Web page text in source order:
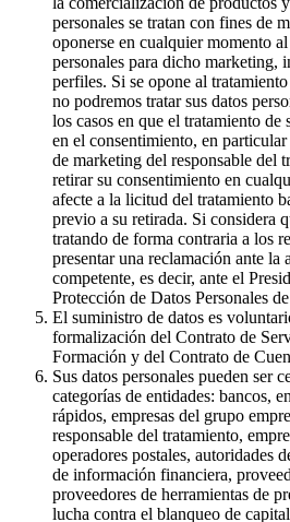
personales se tratan con fines de
oponerse en cualquier momento
personales para dicho marketing,
perfiles. Si se opone al
no podremos tratar sus datos
los casos en que el tratamiento de
en el consentimiento, en
de marketing del responsable del
retirar su consentimiento en
afecte a la licitud del tratamiento
previo a su retirada. Si considera
tratando de forma contraria a los
presentar una reclamación ante la
competente, es decir, ante el
Protección de Datos Personales
El suministro de datos es
formalización del Contrato de
Formación y del Contrato de
Sus datos personales pueden ser
categorías de entidades: bancos,
rápidos, empresas del grupo
responsable del tratamiento,
operadores postales, autoridades
de información financiera,
proveedores de herramientas de
lucha contra el blanqueo de